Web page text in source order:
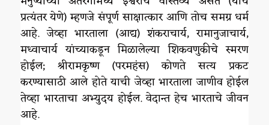
प्रत्यंतर येणे) म्हणजे संपूर्ण साक्षात्कार आणि तोच समग्र धर्म
आहे. जेव्हा भारताला (आद्य) शंकराचार्य, रामानुजाचार्य,
मध्वाचार्य यांच्याकडून मिळालेल्या शिकवणुकीचे स्मरण
होईल; श्रीरामकृष्ण (परमहंस) कोणते सत्य प्रकट
करण्यासाठी आले होते याची जेव्हा भारताला जाणीव होईल
तेव्हा भारताचा अभ्युदय होईल. वेदान्त हेच भारताचे जीवन
आहे.